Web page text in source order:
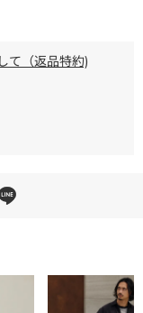
て（返品特約)